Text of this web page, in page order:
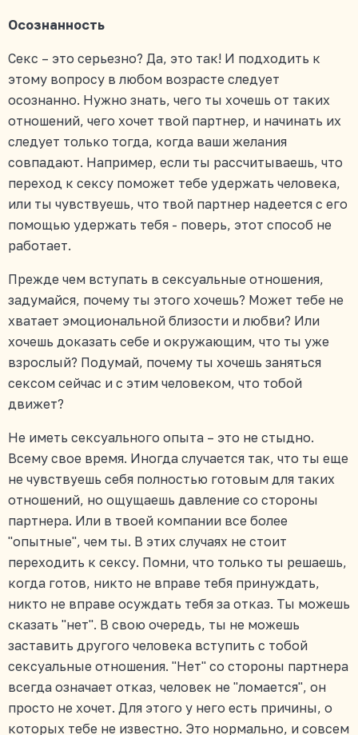
Осознанность
Секс – это серьезно? Да, это так! И подходить к
этому вопросу в любом возрасте следует
осознанно. Нужно знать, чего ты хочешь от таких
отношений, чего хочет твой партнер, и начинать их
следует только тогда, когда ваши желания
совпадают. Например, если ты рассчитываешь, что
переход к сексу поможет тебе удержать человека,
или ты чувствуешь, что твой партнер надеется с его
помощью удержать тебя - поверь, этот способ не
работает.
Прежде чем вступать в сексуальные отношения,
задумайся, почему ты этого хочешь? Может тебе не
хватает эмоциональной близости и любви? Или
хочешь доказать себе и окружающим, что ты уже
взрослый? Подумай, почему ты хочешь заняться
сексом сейчас и с этим человеком, что тобой
движет?
Не иметь сексуального опыта – это не стыдно.
Всему свое время. Иногда случается так, что ты еще
не чувствуешь себя полностью готовым для таких
отношений, но ощущаешь давление со стороны
партнера. Или в твоей компании все более
"опытные", чем ты. В этих случаях не стоит
переходить к сексу. Помни, что только ты решаешь,
когда готов, никто не вправе тебя принуждать,
никто не вправе осуждать тебя за отказ. Ты можешь
сказать "нет". В свою очередь, ты не можешь
заставить другого человека вступить с тобой
сексуальные отношения. "Нет" со стороны партнера
всегда означает отказ, человек не "ломается", он
просто не хочет. Для этого у него есть причины, о
которых тебе не известно. Это нормально, и совсем